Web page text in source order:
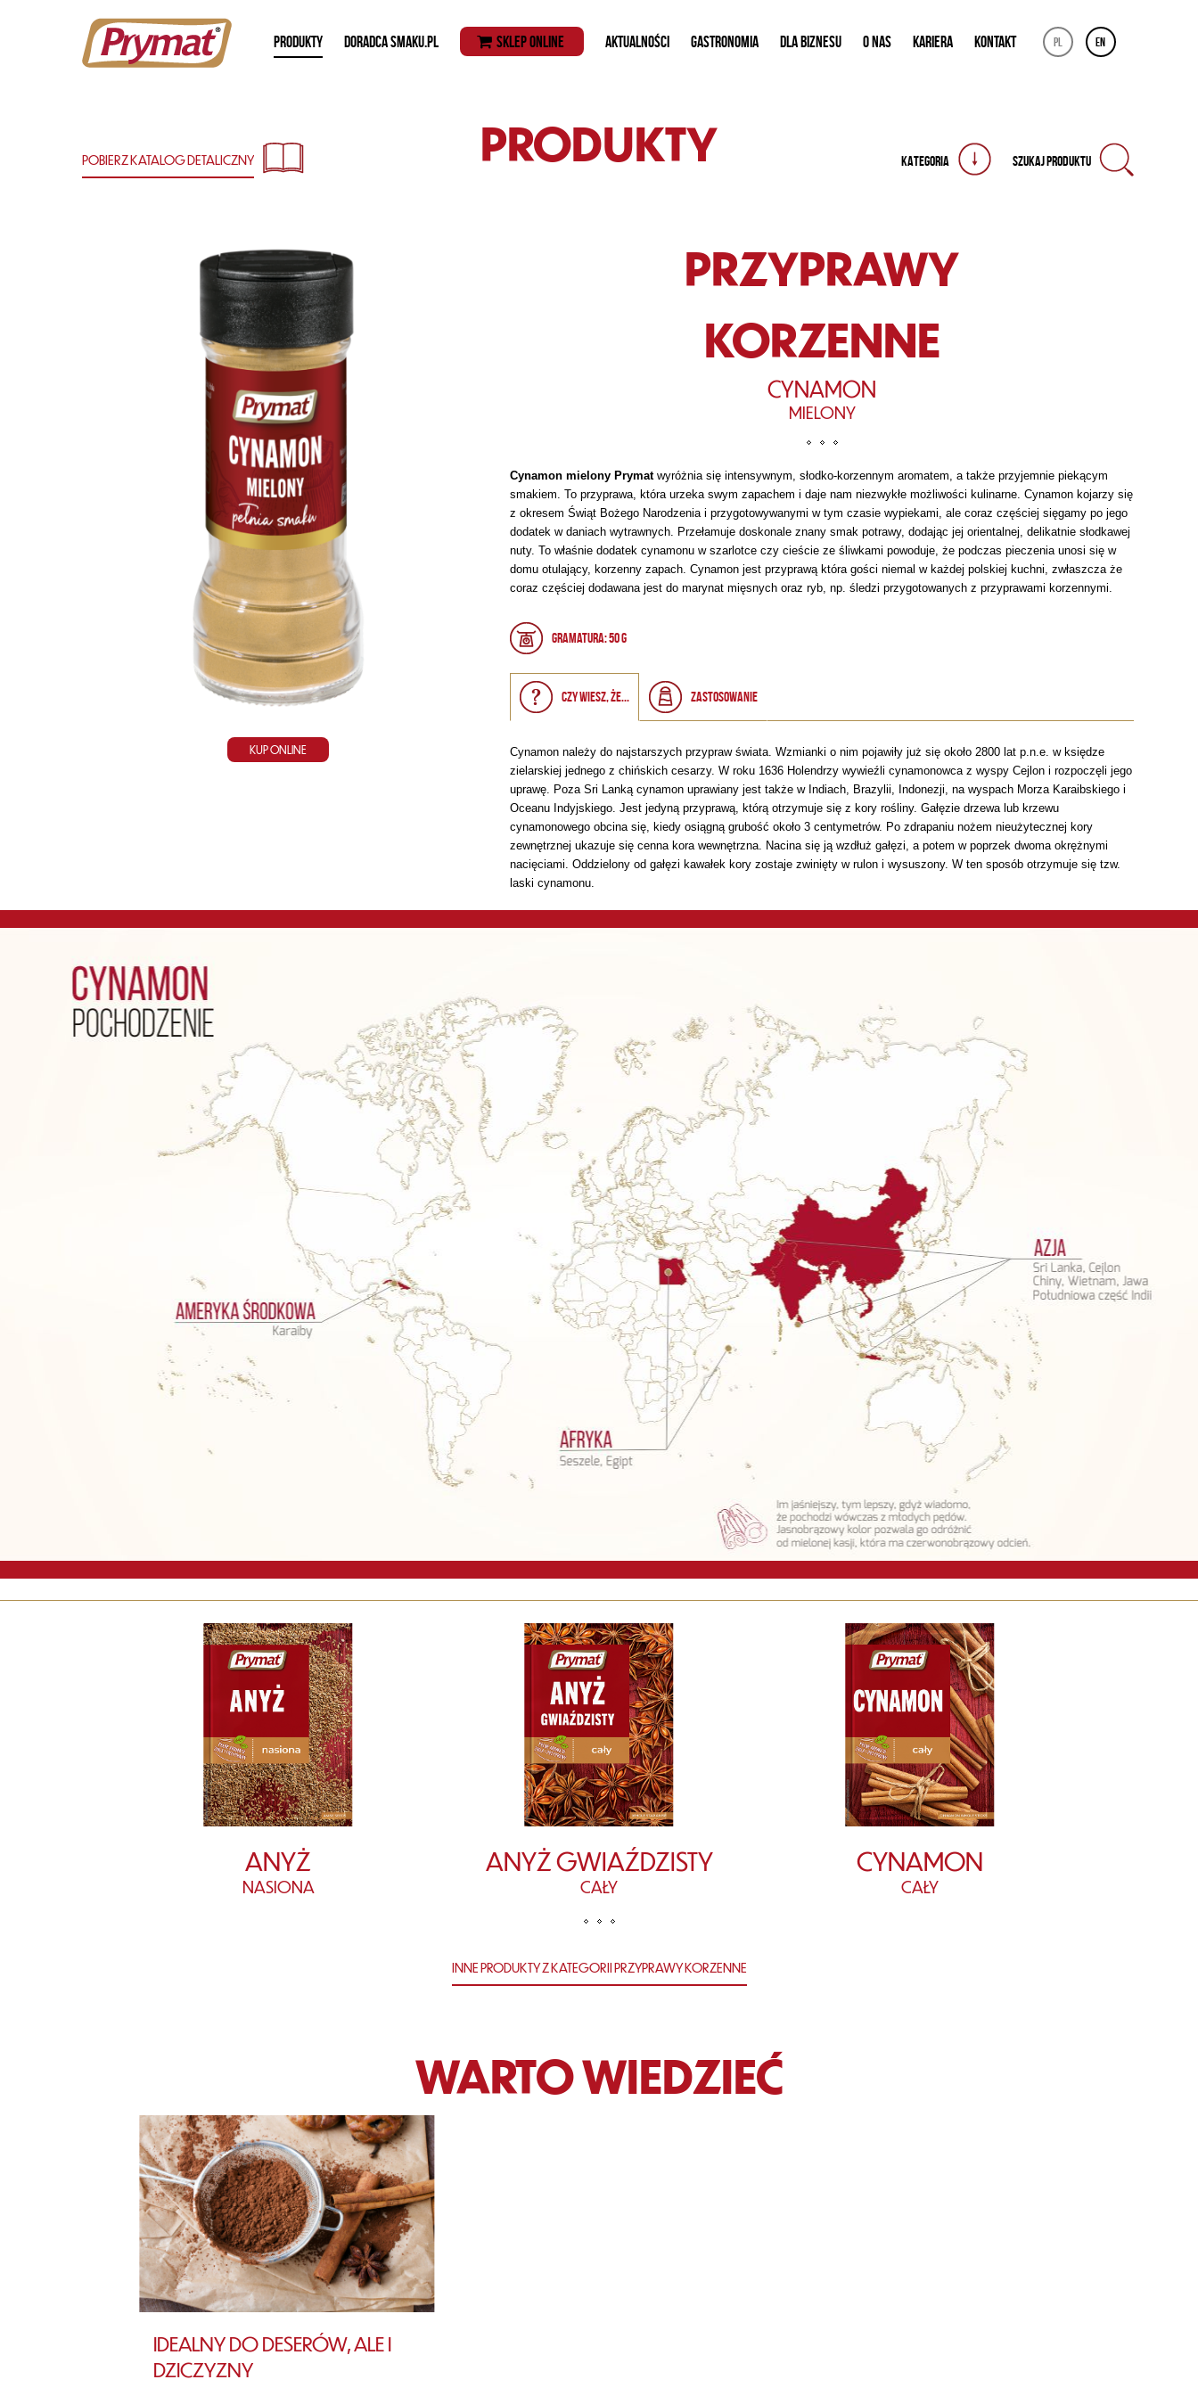
pl en
PRODUKTY DORADCA SMAKU.PL SKLEP ONLINE AKTUALNOŚCI GASTRONOMIA DLA BIZNESU O NAS KARIERA KONTAKT
PRODUKTY
POBIERZ KATALOGDETALICZNY KATEGORIA SZUKAJ PRODUKTU
PRZYPRAWY
KORZENNE
CYNAMON
MIELONY
Cynamon mielony Prymatwyróżnia się intensywnym, słodko-korzennym aromatem, a także przyjemnie piekącym
smakiem. To przyprawa, która urzeka swym zapachem i daje nam niezwykłe możliwości kulinarne. Cynamon kojarzy się
z okresem Świąt Bożego Narodzenia i przygotowywanymi w tym czasie wypiekami, ale coraz częściej sięgamy po jego
dodatek w daniach wytrawnych. Przełamuje doskonale znany smak potrawy, dodając jej orientalnej, delikatnie słodkawej
nuty. To właśnie dodatek cynamonu w szarlotce czy cieście ze śliwkami powoduje, że podczas pieczenia unosi się w
domu otulający, korzenny zapach. Cynamon jest przyprawą która gości niemal w każdej polskiej kuchni, zwłaszcza że
coraz częściej dodawana jest do marynat mięsnych oraz ryb, np. śledzi przygotowanych z przyprawami korzennymi.
Gramatura: 50 g
Czy wiesz, że... Zastosowanie
Cynamon należy do najstarszych przypraw świata. Wzmianki o nim pojawiły już się około 2800 lat p.n.e. w księdze
zielarskiej jednego z chińskich cesarzy. W roku 1636 Holendrzy wywieźli cynamonowca z wyspy Cejlon i rozpoczęli jego
uprawę. Poza Sri Lanką cynamon uprawiany jest także w Indiach, Brazylii, Indonezji, na wyspach Morza Karaibskiego i
Oceanu Indyjskiego. Jest jedyną przyprawą, którą otrzymuje się z kory rośliny. Gałęzie drzewa lub krzewu
cynamonowego obcina się, kiedy osiągną grubość około 3 centymetrów. Po zdrapaniu nożem nieużytecznej kory
zewnętrznej ukazuje się cenna kora wewnętrzna. Nacina się ją wzdłuż gałęzi, a potem w poprzek dwoma okrężnymi
nacięciami. Oddzielony od gałęzi kawałek kory zostaje zwinięty w rulon i wysuszony. W ten sposób otrzymuje się tzw.
laski cynamonu.
KUP ONLINE
ANYŻ
NASIONA
ANYŻ GWIAŹDZISTY
CAŁY
CYNAMON
CAŁY
INNE PRODUKTY Z KATEGORII PRZYPRAWY KORZENNE
WARTO WIEDZIEĆ
IDEALNY DO DESERÓW, ALE I
DZICZYZNY